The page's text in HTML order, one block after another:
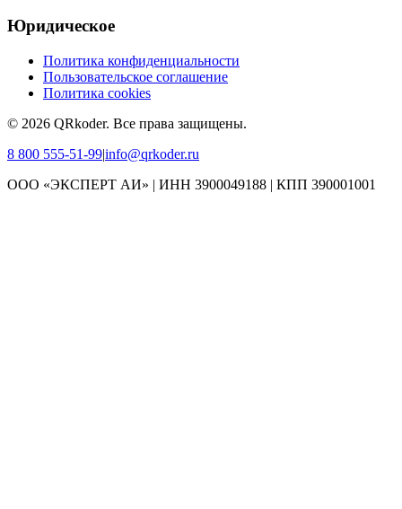
Юридическое
Политика конфиденциальности
Пользовательское соглашение
Политика cookies
© 2026 QRkoder. Все права защищены.
8 800 555-51-99|info@qrkoder.ru
ООО «ЭКСПЕРТ АИ» | ИНН 3900049188 | КПП 390001001